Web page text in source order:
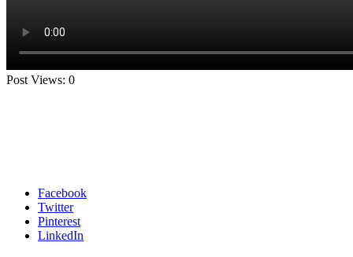
Post Views: 0
Facebook
Twitter
Pinterest
LinkedIn